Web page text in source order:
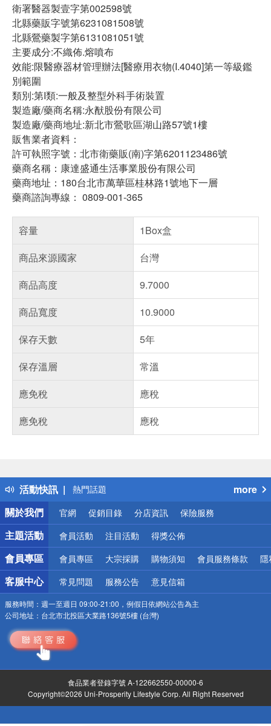
衛署醫器製壹字第002598號
北縣藥販字號第6231081508號
北縣鶯藥製字第6131081051號
主要成分:不織佈.熔噴布
效能:限醫療器材管理辦法[醫療用衣物(I.4040]第一等級鑑
別範圍
類別:第I類:一般及整型外科手術裝置
製造廠/藥商名稱:永猷股份有限公司
製造廠/藥商地址:新北市鶯歌區湖山路57號1樓
販售業者資料：
許可執照字號：北市衛藥販(南)字第6201123486號
藥商名稱：康達盛通生活事業股份有限公司
藥商地址：180台北市萬華區桂林路1號地下一層
藥商諮詢專線： 0809-001-365
容量
1Box盒
商品來源國家
台灣
商品高度
9.7000
商品寬度
10.9000
保存天數
5年
保存溫層
常溫
應免稅
應稅
應免稅
應稅
活動快訊
得獎公告
熱門話題
銀行優惠
偏遠地區配送
詐騙網頁！請小心！
more
關於我們
官網 促銷目錄 分店資訊 保險服務
主題活動 會員活動 注目活動 得獎公佈
會員專區 會員專區 大宗採購 購物須知 會員服務條款 隱
客服中心 常見問題 服務公告 意見信箱
服務時間： 週一至週日 09:00-21:00，例假日依網站公告為主
公司地址： 台北市北投區大業路136號5樓 (台灣)
食品業者登錄字號 A-122662550-00000-6
Copyright©2026 Uni-Prosperity Lifestyle Corp. All Right Reserved